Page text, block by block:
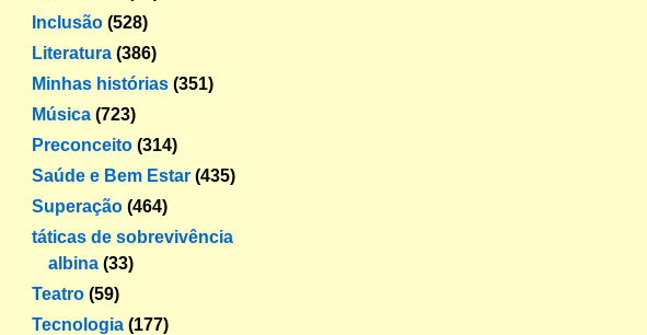
Inclusão (528)
Literatura (386)
Minhas histórias (351)
Música (723)
Preconceito (314)
Saúde e Bem Estar (435)
Superação (464)
táticas de sobrevivência
albina (33)
Teatro (59)
Tecnologia (177)